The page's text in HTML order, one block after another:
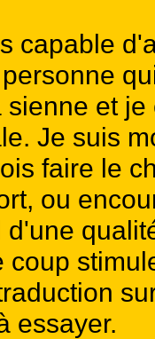
capable
sienne et
Je suis
faire le
ou
d'une
coup
essayer.